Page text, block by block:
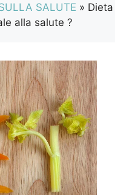
SALUTE » Dieta
alla salute ?